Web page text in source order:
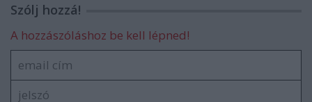
Szólj hozzá!
A hozzászóláshoz be kell lépned!